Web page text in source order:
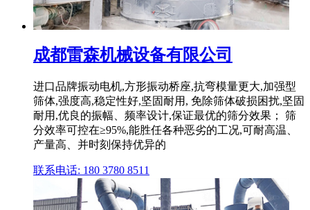
成都雷森机械设备有限公司
进口品牌振动电机,方形振动桥座,抗弯模量更大,加强型
筛体,强度高,稳定性好,坚固耐用, 免除筛体破损困扰,坚固
耐用,优良的振幅、频率设计,保证最优的筛分效果； 筛
分效率可控在≥95%,能胜任各种恶劣的工况,可耐高温、
产量高、并时刻保持优异的
联系电话: 180 3780 8511